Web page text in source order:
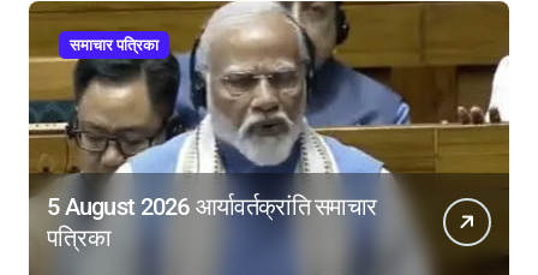
समाचार पत्रिका
5 August 2026 आर्यावर्तक्रांति समाचार
पत्रिका